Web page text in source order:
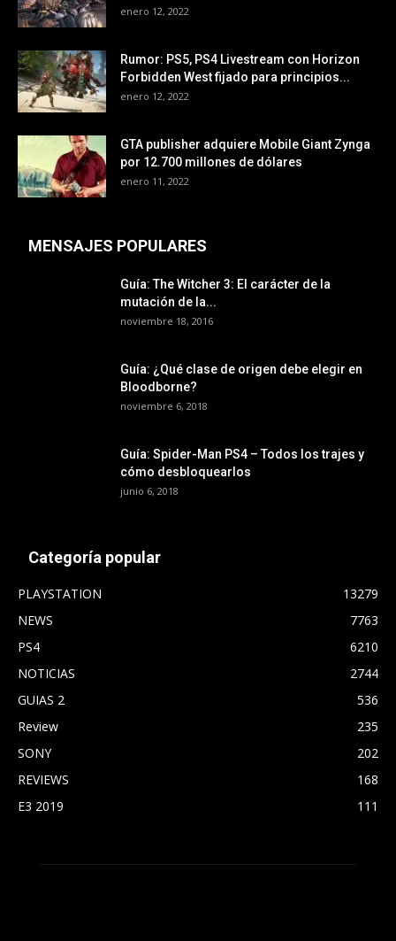
enero 12, 2022
Rumor: PS5, PS4 Livestream con Horizon
Forbidden West fijado para principios...
enero 12, 2022
GTA publisher adquiere Mobile Giant Zynga
por 12.700 millones de dólares
enero 11, 2022
MENSAJES POPULARES
Guía: The Witcher 3: El carácter de la
mutación de la...
noviembre 18, 2016
Guía: ¿Qué clase de origen debe elegir en
Bloodborne?
noviembre 6, 2018
Guía: Spider-Man PS4 – Todos los trajes y
cómo desbloquearlos
junio 6, 2018
Categoría popular
PLAYSTATION
13279
NEWS
7763
PS4
6210
NOTICIAS
2744
GUIAS 2
536
Review
235
SONY
202
REVIEWS
168
E3 2019
111